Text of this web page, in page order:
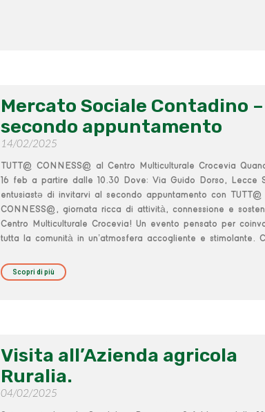
Mercato Sociale Contadino –
secondo appuntamento
14/02/2025
TUTT@ CONNESS@ al Centro Multiculturale Crocevia
16 feb a partire dalle 10.30 Dove: Via Guido Dorso, Lecce
entusiastə di invitarvi al secondo appuntamento con TUTT@
CONNESS@, giornata ricca di attività, connessione e
Centro Multiculturale Crocevia! Un evento pensato per
tutta la comunità in un’atmosfera accogliente e stimolante.
Scopri di più
Visita all’Azienda agricola
Ruralia.
04/02/2025